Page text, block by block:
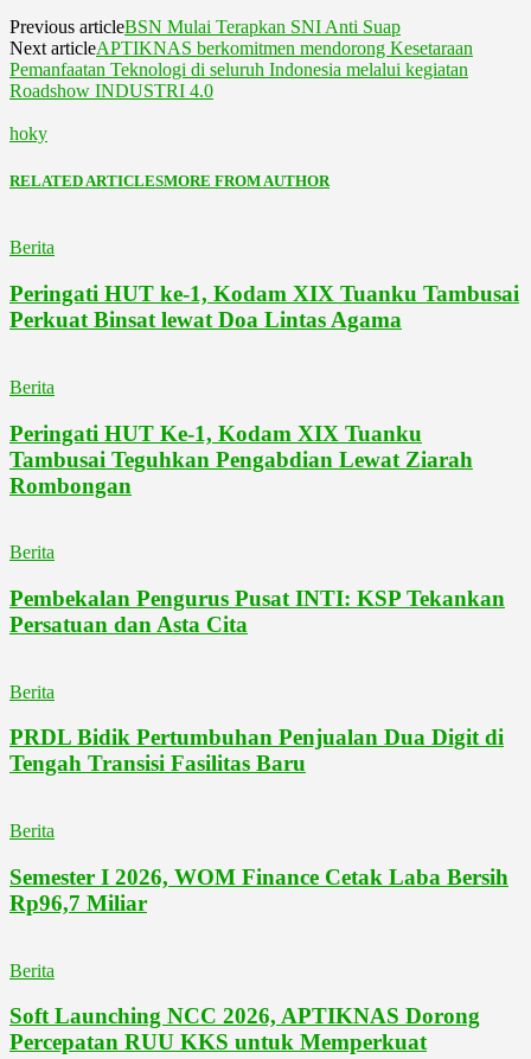
Previous articleBSN Mulai Terapkan SNI Anti Suap
Next articleAPTIKNAS berkomitmen mendorong Kesetaraan
Pemanfaatan Teknologi di seluruh Indonesia melalui kegiatan
Roadshow INDUSTRI 4.0
hoky
RELATED ARTICLESMORE FROM AUTHOR
Berita
Peringati HUT ke-1, Kodam XIX Tuanku Tambusai
Perkuat Binsat lewat Doa Lintas Agama
Berita
Peringati HUT Ke-1, Kodam XIX Tuanku
Tambusai Teguhkan Pengabdian Lewat Ziarah
Rombongan
Berita
Pembekalan Pengurus Pusat INTI: KSP Tekankan
Persatuan dan Asta Cita
Berita
PRDL Bidik Pertumbuhan Penjualan Dua Digit di
Tengah Transisi Fasilitas Baru
Berita
Semester I 2026, WOM Finance Cetak Laba Bersih
Rp96,7 Miliar
Berita
Soft Launching NCC 2026, APTIKNAS Dorong
Percepatan RUU KKS untuk Memperkuat